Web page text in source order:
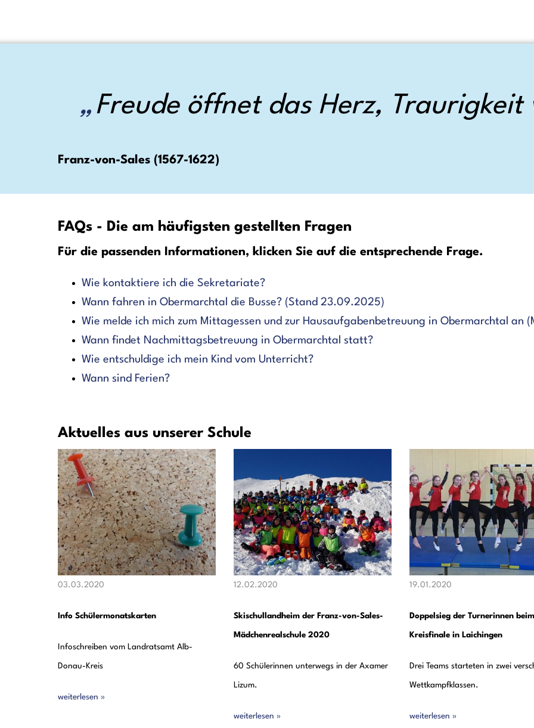
Freude öffnet das Herz, Traurigkeit
Franz-von-Sales (1567-1622)
FAQs - Die am häufigsten gestellten Fragen
Für die passenden Informationen, klicken Sie auf die entsprechende Frage.
Wie kontaktiere ich die Sekretariate?
Wann fahren in Obermarchtal die Busse? (Stand 23.09.2025)
Wie melde ich mich zum Mittagessen und zur Hausaufgabenbetreuung in Obermarchtal an
Wann findet Nachmittagsbetreuung in Obermarchtal statt?
Wie entschuldige ich mein Kind vom Unterricht?
Wann sind Ferien?
Aktuelles aus unserer Schule
03.03.2020
Info Schülermonatskarten
Infoschreiben vom Landratsamt Alb-
Donau-Kreis
weiterlesen »
12.02.2020
Skischullandheim der Franz-von-Sales-
Mädchenrealschule 2020
60 Schülerinnen unterwegs in der Axamer
Lizum.
weiterlesen »
19.01.2020
Doppelsieg der Turnerinnen beim
Kreisfinale in Laichingen
Drei Teams starteten in zwei
Wettkampfklassen.
weiterlesen »